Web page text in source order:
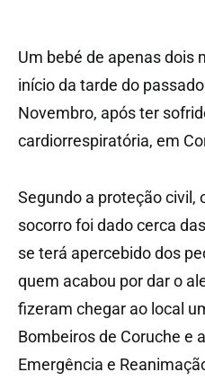
Um bebé de apenas dois
início da tarde do
Novembro, após ter
cardiorrespiratória, em
Segundo a proteção civil,
socorro foi dado cerca
se terá apercebido dos
quem acabou por dar o
fizeram chegar ao local
Bombeiros de Coruche e
Emergência e